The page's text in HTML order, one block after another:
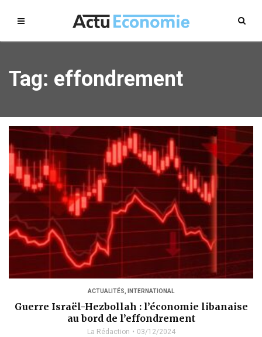
Tag: effondrement
ACTUALITÉS, INTERNATIONAL
Guerre Israël-Hezbollah : l’économie libanaise
au bord de l’effondrement
La Rédaction 03/12/2024